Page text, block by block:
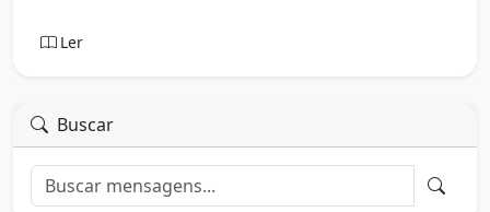
Ler
Buscar